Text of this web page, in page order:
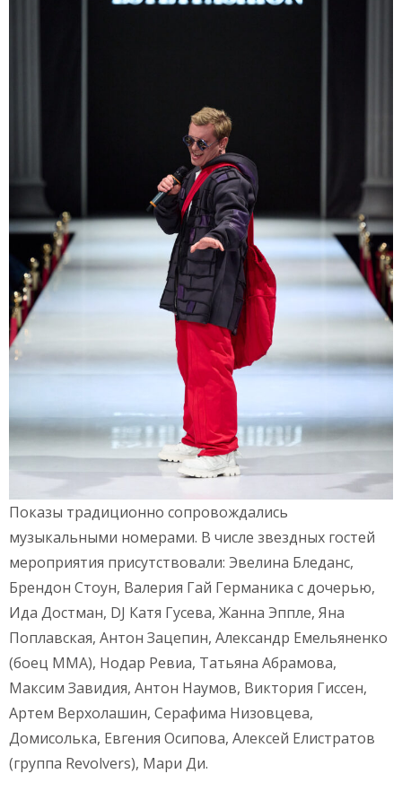
Показы традиционно сопровождались
музыкальными номерами. В числе звездных гостей
мероприятия присутствовали: Эвелина Бледанс,
Брендон Стоун, Валерия Гай Германика с дочерью,
Ида Достман, DJ Катя Гусева, Жанна Эппле, Яна
Поплавская, Антон Зацепин, Александр Емельяненко
(боец MMA), Нодар Ревиа, Татьяна Абрамова,
Максим Завидия, Антон Наумов, Виктория Гиссен,
Артем Верхолашин, Серафима Низовцева,
Домисолька, Евгения Осипова, Алексей Елистратов
(группа Revolvers), Мари Ди.